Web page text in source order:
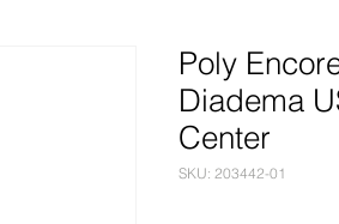
Poly
Diadema
Center
SKU: 203442-01